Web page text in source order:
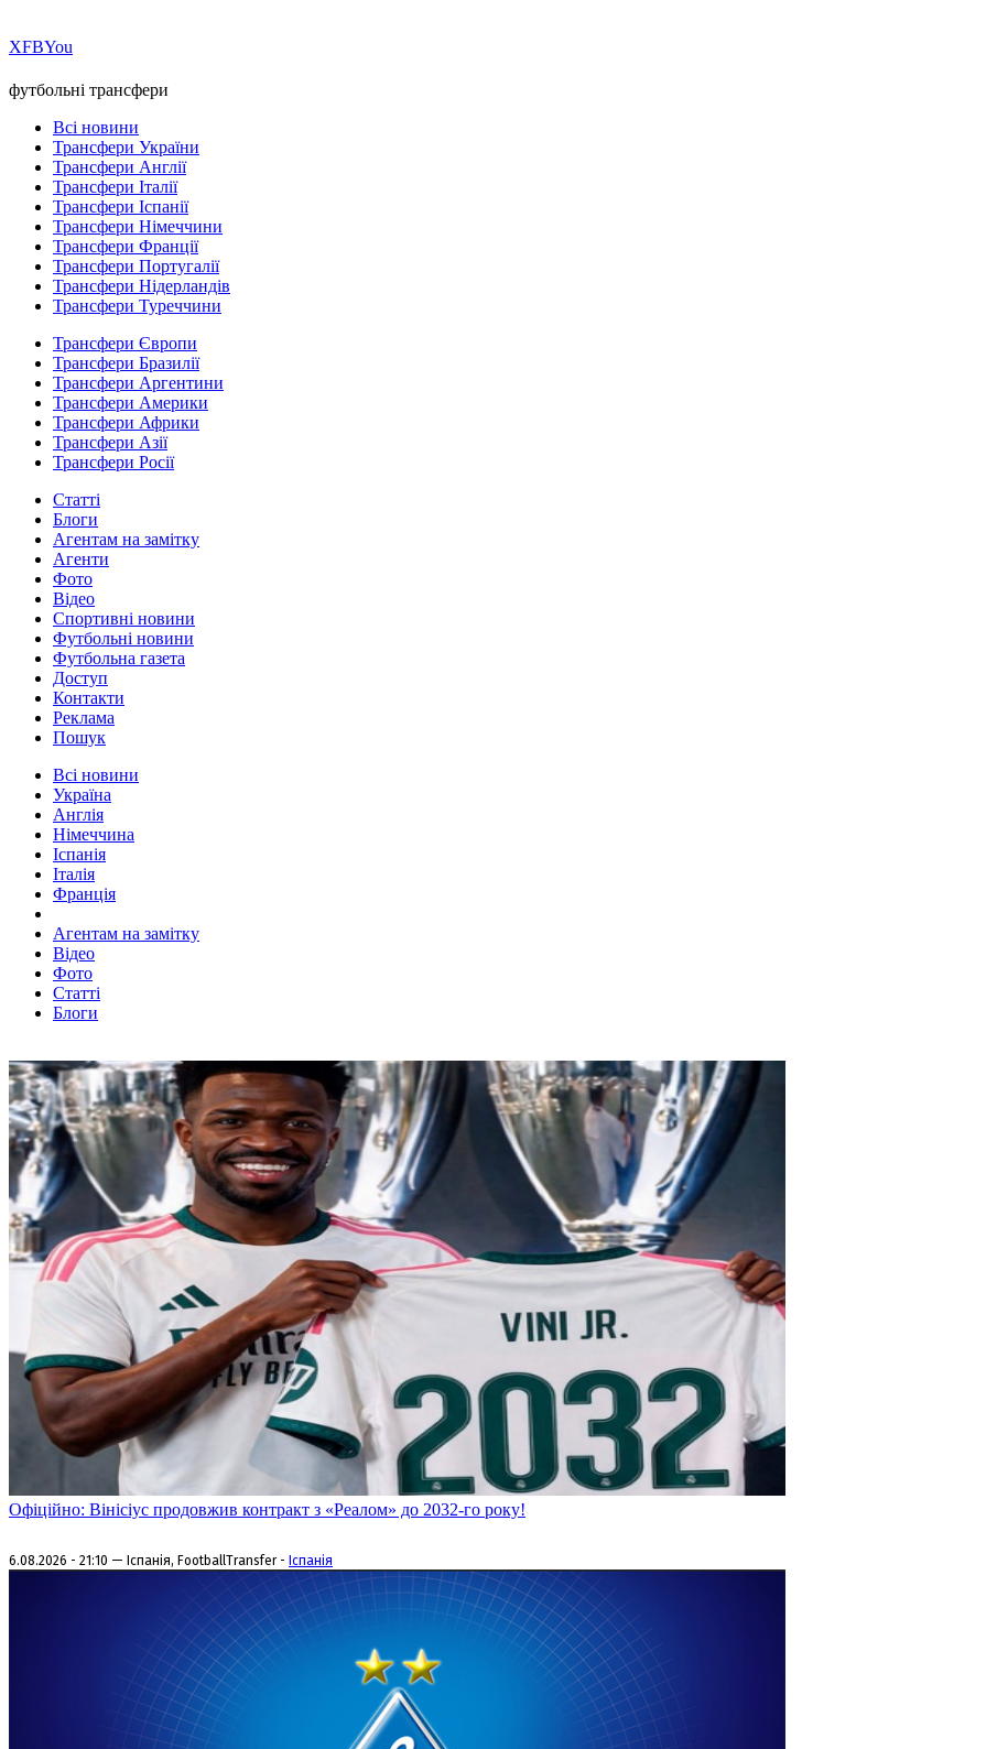
ХFBYou
футбольні трансфери
Всі новини
Трансфери України
Трансфери Англії
Трансфери Італії
Трансфери Іспанії
Трансфери Німеччини
Трансфери Франції
Трансфери Португалії
Трансфери Нідерландів
Трансфери Туреччини
Трансфери Європи
Трансфери Бразилії
Трансфери Аргентини
Трансфери Америки
Трансфери Африки
Трансфери Азії
Трансфери Росії
Статті
Блоги
Агентам на замітку
Агенти
Фото
Відео
Спортивні новини
Футбольні новини
Футбольна газета
Доступ
Контакти
Реклама
Пошук
Всі новини
Україна
Англія
Німеччина
Іспанія
Італія
Франція
Агентам на замітку
Відео
Фото
Статті
Блоги
Офіційно: Вінісіус продовжив контракт з «Реалом» до 2032-го року!
6.08.2026 - 21:10 — Іспанія, FootballTransfer - Іспанія